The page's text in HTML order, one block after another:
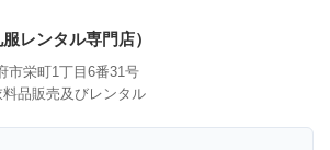
レンタル専門店）
市栄町1丁目6番31号
品販売及びレンタル